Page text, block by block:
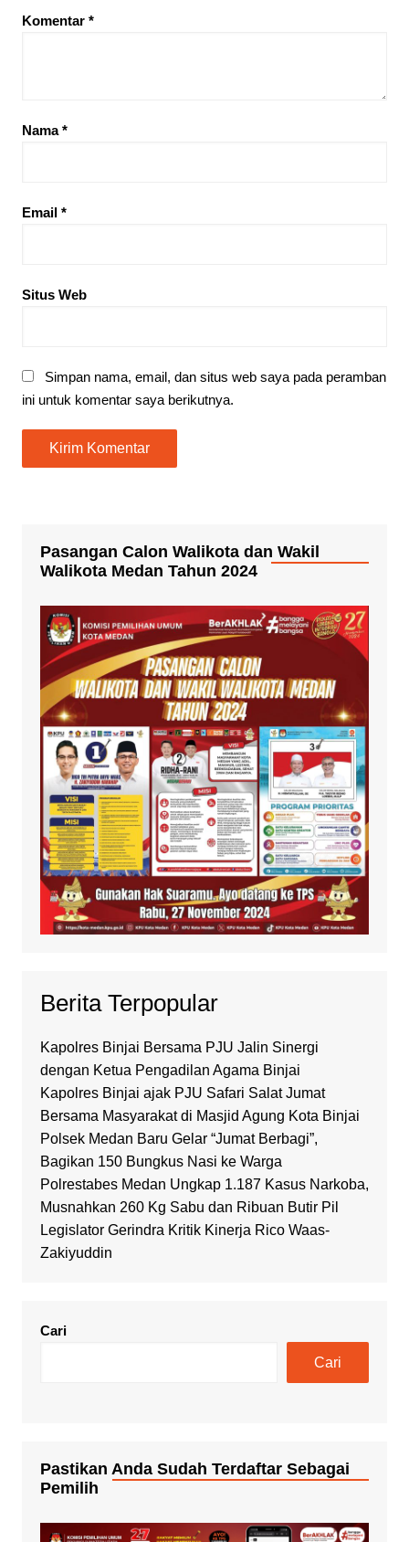
Komentar *
Nama*
Email *
Situs Web
Simpan nama, email, dan situs web saya pada peramban
ini untuk komentar saya berikutnya.
Pasangan Calon Walikota dan Wakil
Walikota Medan Tahun 2024
Berita Terpopular
Kapolres Binjai Bersama PJU Jalin Sinergi
dengan Ketua Pengadilan Agama Binjai
Kapolres Binjai ajak PJU Safari Salat Jumat
Bersama Masyarakat di Masjid Agung Kota Binjai
Polsek Medan Baru Gelar “Jumat Berbagi”,
Bagikan 150 Bungkus Nasi ke Warga
Polrestabes Medan Ungkap 1.187 Kasus Narkoba,
Musnahkan 260 Kg Sabu dan Ribuan Butir Pil
Legislator Gerindra Kritik Kinerja Rico Waas-
Zakiyuddin
Cari
Cari
Pastikan Anda Sudah Terdaftar Sebagai
Pemilih